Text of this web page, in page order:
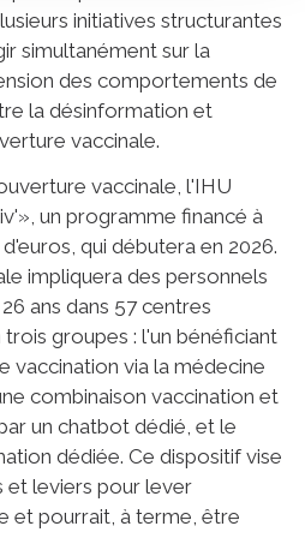
initiatives structurantes
simultanément sur la
des comportements de
la désinformation et
vaccinale.
vaccinale, l'IHU
un programme financé à
qui débutera en 2026.
impliquera des personnels
ans dans 57 centres
groupes : l'un bénéficiant
vaccination via la médecine
combinaison vaccination et
un chatbot dédié, et le
dédiée. Ce dispositif vise
et leviers pour lever
et pourrait, à terme, être